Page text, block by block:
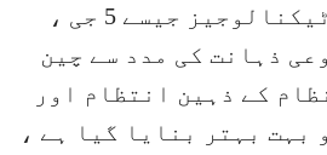
ذرائع اور جدید ٹیکنالوجیز جیسے 5 جی ،
ذہانت کی مدد سے چین
کے ذہین انتظام اور
بہت بہتر بنایا گیا ہے ،